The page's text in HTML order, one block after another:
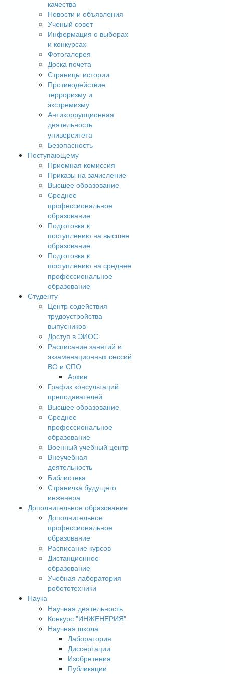
качества
Новости и объявления
Ученый совет
Информация о выборах
и конкурсах
Фотогалерея
Доска почета
Страницы истории
Противодействие
терроризму и
экстремизму
Антикоррупционная
деятельность
университета
Безопасность
Поступающему
Приемная комиссия
Приказы на зачисление
Высшее образование
Среднее
профессиональное
образование
Подготовка к
поступлению на высшее
образование
Подготовка к
поступлению на среднее
профессиональное
образование
Студенту
Центр содействия
трудоустройства
выпусников
Доступ в ЭИОС
Расписание занятий и
экзаменационных сессий
ВО и СПО
Архив
График консультаций
преподавателей
Высшее образование
Среднее
профессиональное
образование
Военный учебный центр
Внеучебная
деятельность
Библиотека
Страничка будущего
инженера
Дополнительное образование
Дополнительное
профессиональное
образование
Расписание курсов
Дистанционное
образование
Учебная лаборатория
робототехники
Наука
Научная деятельность
Конкурс "ИНЖЕНЕРИЯ"
Научная школа
Лаборатория
Диссертации
Изобретения
Публикации